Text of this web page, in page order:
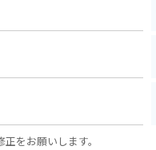
正をお願いします。